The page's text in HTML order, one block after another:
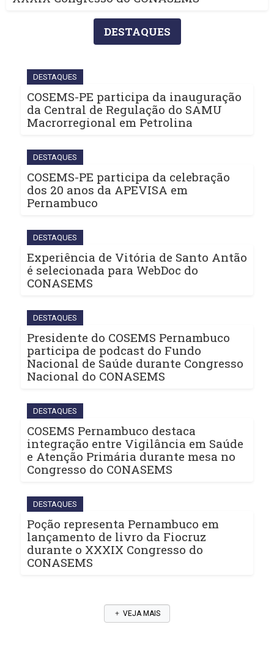
DESTAQUES
DESTAQUES
COSEMS-PE participa da inauguração
da Central de Regulação do SAMU
Macrorregional em Petrolina
DESTAQUES
COSEMS-PE participa da celebração
dos 20 anos da APEVISA em
Pernambuco
DESTAQUES
Experiência de Vitória de Santo Antão
é selecionada para WebDoc do
CONASEMS
DESTAQUES
Presidente do COSEMS Pernambuco
participa de podcast do Fundo
Nacional de Saúde durante Congresso
Nacional do CONASEMS
DESTAQUES
COSEMS Pernambuco destaca
integração entre Vigilância em Saúde
e Atenção Primária durante mesa no
Congresso do CONASEMS
DESTAQUES
Poção representa Pernambuco em
lançamento de livro da Fiocruz
durante o XXXIX Congresso do
CONASEMS
VEJA MAIS